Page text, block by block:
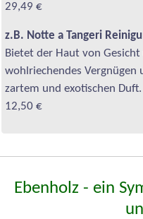
29,49 €
z.B. Notte a Tangeri
Bietet der Haut von
wohlriechendes
zartem und exotischen Duft.
12,50 €
Ebenholz - ein